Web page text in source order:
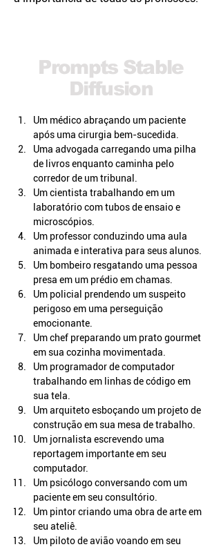
Prompts Stable
Diffusion
Um médico abraçando um paciente
após uma cirurgia bem-sucedida.
Uma advogada carregando uma pilha
de livros enquanto caminha pelo
corredor de um tribunal.
Um cientista trabalhando em um
laboratório com tubos de ensaio e
microscópios.
Um professor conduzindo uma aula
animada e interativa para seus alunos.
Um bombeiro resgatando uma pessoa
presa em um prédio em chamas.
Um policial prendendo um suspeito
perigoso em uma perseguição
emocionante.
Um chef preparando um prato gourmet
em sua cozinha movimentada.
Um programador de computador
trabalhando em linhas de código em
sua tela.
Um arquiteto esboçando um projeto de
construção em sua mesa de trabalho.
Um jornalista escrevendo uma
reportagem importante em seu
computador.
Um psicólogo conversando com um
paciente em seu consultório.
Um pintor criando uma obra de arte em
seu ateliê.
Um piloto de avião voando em seu